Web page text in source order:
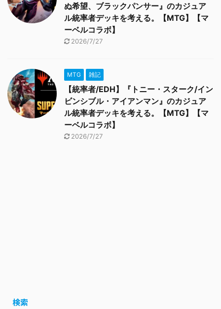
ぬ希望、ブラックパンサー』のカジュア
ル統率者デッキを考える。【MTG】【マ
ーベルコラボ】
2026/7/27
MTG 雑記
【統率者/EDH】『トニー・スターク/イン
ビンシブル・アイアンマン』のカジュア
ル統率者デッキを考える。【MTG】【マ
ーベルコラボ】
2026/7/27
検索